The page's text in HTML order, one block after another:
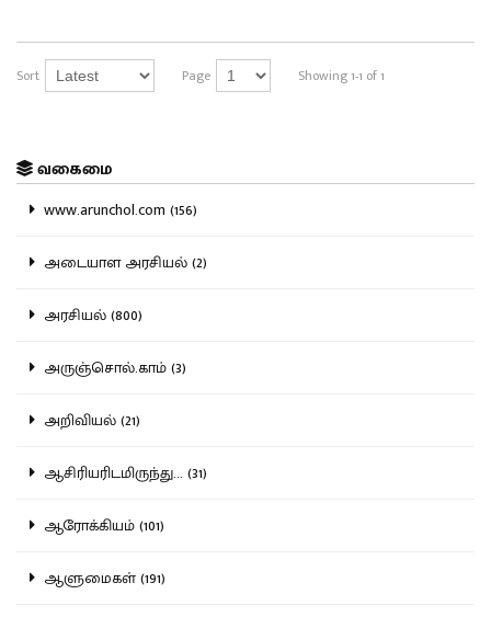
Sort Page Showing 1-1 of 1
வகைமை
www.arunchol.com (156)
அடையாள அரசியல் (2)
அரசியல் (800)
அருஞ்சொல்.காம் (3)
அறிவியல் (21)
ஆசிரியரிடமிருந்து... (31)
ஆரோக்கியம் (101)
ஆளுமைகள் (191)